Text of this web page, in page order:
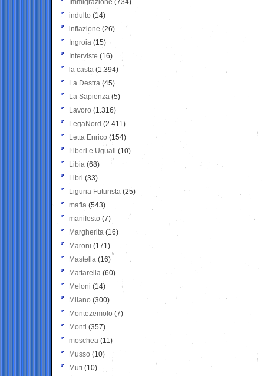
Immigrazione (734)
indulto (14)
inflazione (26)
Ingroia (15)
Interviste (16)
la casta (1.394)
La Destra (45)
La Sapienza (5)
Lavoro (1.316)
LegaNord (2.411)
Letta Enrico (154)
Liberi e Uguali (10)
Libia (68)
Libri (33)
Liguria Futurista (25)
mafia (543)
manifesto (7)
Margherita (16)
Maroni (171)
Mastella (16)
Mattarella (60)
Meloni (14)
Milano (300)
Montezemolo (7)
Monti (357)
moschea (11)
Musso (10)
Muti (10)